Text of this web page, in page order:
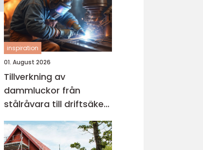
inspiration
01. August 2026
Tillverkning av
dammluckor från
stålråvara till driftsäker
vattenkontroll